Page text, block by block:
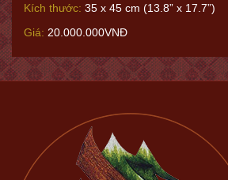
Kích thước: 35 x 45 cm (13.8” x 17.7”)
Giá: 20.000.000VNĐ